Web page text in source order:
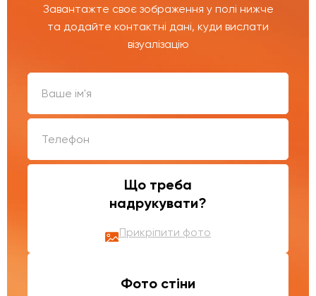
Завантажте своє зображення у полі нижче
та додайте контактні дані, куди вислати
візуалізацію
Що треба
надрукувати?
Прикріпити фото
Фото стіни